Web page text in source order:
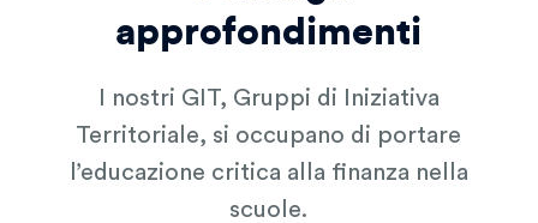
approfondimenti
I nostri GIT, Gruppi di Iniziativa
Territoriale, si occupano di portare
l’educazione critica alla finanza nella
scuole.